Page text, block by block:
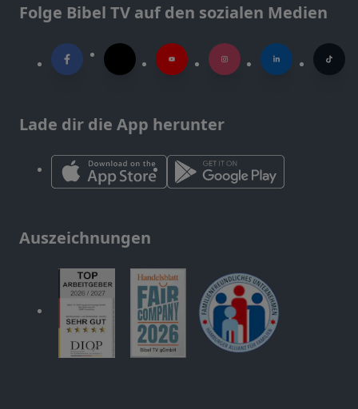
Folge Bibel TV auf den sozialen Medien
Lade dir die App herunter
Auszeichnungen